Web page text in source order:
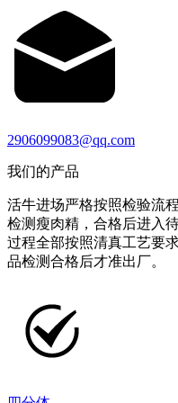
2906099083@qq.com
我们的产品
活牛进场严格按照检验流
检测瘦肉精，合格后进入
过程全部按照清真工艺要
品检测合格后才准出厂。